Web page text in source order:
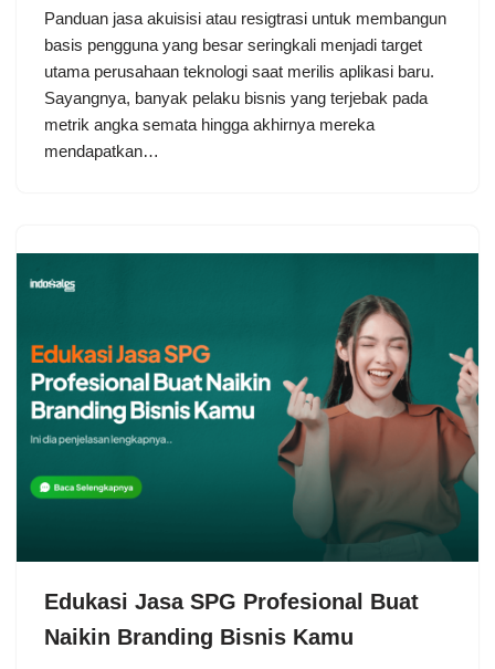
Panduan jasa akuisisi atau resigtrasi untuk membangun
basis pengguna yang besar seringkali menjadi target
utama perusahaan teknologi saat merilis aplikasi baru.
Sayangnya, banyak pelaku bisnis yang terjebak pada
metrik angka semata hingga akhirnya mereka
mendapatkan…
Edukasi Jasa SPG Profesional Buat
Naikin Branding Bisnis Kamu